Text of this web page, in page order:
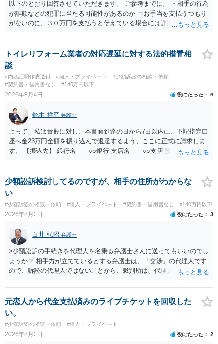
以下のとおり回答させていただきます。 ご参考までに。 ・相手の行為
が詐欺などの犯罪に当たる可能性があるのか ⇒お手当を支払うつもり
がないのに、３０万円を支払うと伝えている場合には詐欺罪に該当す
段が取れるのか ⇒契約に基づく履行請求として３０万円を請求するこ
とが考えられますが、 パパ活の契約は、売春防止法に抵触する契約
であるため、公序良俗に反する契約として 民法上無効（民法９０
条）となるため、相手方に請求できない可能性が高いです。 ・相手の
氏名や住所が分からない状態でも対応可能なのか ⇒訴訟等の裁判上の
手続を利用する場合には、原則として相手方の住所・氏名を把握して
トイレリフォーム業者の対応遅延に対する法的措置相
談
#内容証明作成送付 #個人・プライベート
#少額訴訟の相談・依頼
#契約書・借用書なし
#140万円以下
2026年8月4日 役にたった 6
鈴木 祥平 弁護士
よって、私は貴殿に対し、本書面到達の日から7日以内に、下記指定口
座へ金23万円全額を振り込んで返還するよう、ここに正式に請求しま
す。 【振込先】 銀行名 ○○銀行 支店名 ○○支店 預金種別 普通
されない場合には、貴殿には任意に返金する意思がないものと判断
し、やむを得ず、返還金23万円及びこれに対する遅延損害金の支払い
を求める民事訴訟、支払督促その他必要な法的手続を直ちに講じま
いても併せて請求する予定ですので、あらかじめ申し添えます。 本件
は、貴殿自らが契約を解約したことによって生じた返還義務の履行を
求めるものにすぎません。貴殿の仕入先との取引関係や返金時期など
の内部事情は、私に対する返還義務の発生や履行時期には何ら影響を
及ぼすものではありません。 これ以上、本件の解決を不必要に遅延さ
せることなく、誠意をもって速やかに返金手続を履行されるよう、強
く求めます。 以上
少額訟訴検討してるのですが、相手の住所がわからな
い
#少額訴訟の相談・依頼 #個人・プライベート #契約書・借用書なし #140万円以下
2026年8月3日 役にたった 3
白井 弘昭 弁護士
>少額訟訴の手続きを代理人を名乗る弁護士さんに送ってもいいのでし
ょうか？ 相手方が立てているとする弁護士は、「交渉」の代理人です
ので、訴訟の代理人ではないことから、裁判所は、代理人宛ての訴状
ている場合は、相手方（被告）の住所で訴状を作成提出し、裁判所に
代理人が就いていたことを知らせると（訴状の記載内容から明らかな
場合も）、裁判所が当該代理人弁護士に事前連絡し、引き続き訴訟も
受任するかを聞いたうえで、受任の意志が明らかになったところで、
直接被告に送達するのではなく、代理人に訴状の受領を促すこともあ
ります。 ラインのやり取りでしか証拠がないと、実際の本人性が明ら
元恋人から代金支払済みのライブチケットを回収した
い。
#少額訴訟の相談・依頼 #個人・プライベート
2026年8月3日 役にたった 2